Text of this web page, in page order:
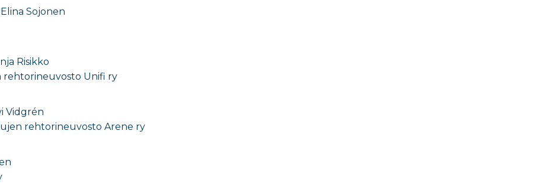
Sojonen
Risikko
rehtorineuvosto Unifi ry
Vidgrén
rehtorineuvosto Arene ry